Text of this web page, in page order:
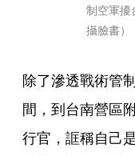
制空軍擾
攝臉書）
除了滲透戰術管
間，到台南營區
行官，誆稱自己